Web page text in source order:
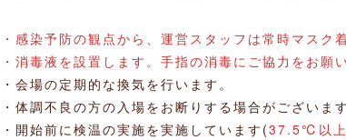
・感染予防の観点から、運営スタッフは常時マスク
・消毒液を設置します。手指の消毒にご協力をお願
・会場の定期的な換気を行います。
・体調不良の方の入場をお断りする場合がございます
・開始前に検温の実施を実施しています(37.5℃以上